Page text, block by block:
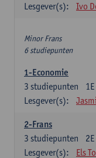
Lesgever(s):
Ivo
Minor Frans
6 studiepunten
1-Economie
3 studiepunten
Lesgever(s):
2-Frans
3 studiepunten
Lesgever(s):
Els